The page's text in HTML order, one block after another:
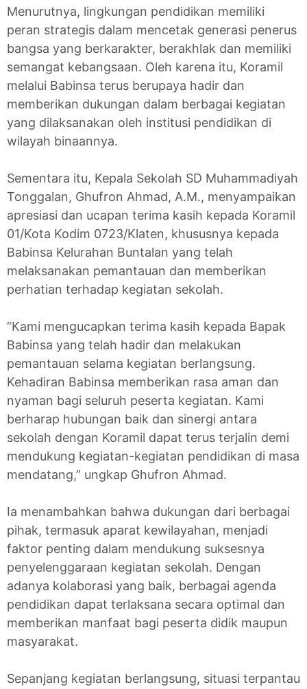
Menurutnya, lingkungan pendidikan memiliki
peran strategis dalam mencetak generasi penerus
bangsa yang berkarakter, berakhlak dan memiliki
semangat kebangsaan. Oleh karena itu, Koramil
melalui Babinsa terus berupaya hadir dan
memberikan dukungan dalam berbagai kegiatan
yang dilaksanakan oleh institusi pendidikan di
wilayah binaannya.
Sementara itu, Kepala Sekolah SD Muhammadiyah
Tonggalan, Ghufron Ahmad, A.M., menyampaikan
apresiasi dan ucapan terima kasih kepada Koramil
01/Kota Kodim 0723/Klaten, khususnya kepada
Babinsa Kelurahan Buntalan yang telah
melaksanakan pemantauan dan memberikan
perhatian terhadap kegiatan sekolah.
“Kami mengucapkan terima kasih kepada Bapak
Babinsa yang telah hadir dan melakukan
pemantauan selama kegiatan berlangsung.
Kehadiran Babinsa memberikan rasa aman dan
nyaman bagi seluruh peserta kegiatan. Kami
berharap hubungan baik dan sinergi antara
sekolah dengan Koramil dapat terus terjalin demi
mendukung kegiatan-kegiatan pendidikan di masa
mendatang,” ungkap Ghufron Ahmad.
Ia menambahkan bahwa dukungan dari berbagai
pihak, termasuk aparat kewilayahan, menjadi
faktor penting dalam mendukung suksesnya
penyelenggaraan kegiatan sekolah. Dengan
adanya kolaborasi yang baik, berbagai agenda
pendidikan dapat terlaksana secara optimal dan
memberikan manfaat bagi peserta didik maupun
masyarakat.
Sepanjang kegiatan berlangsung, situasi terpantau